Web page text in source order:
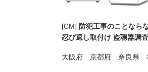
[CM] 防犯工事のことなら
忍び返し取付け 盗聴器調査
大阪府 京都府 奈良県